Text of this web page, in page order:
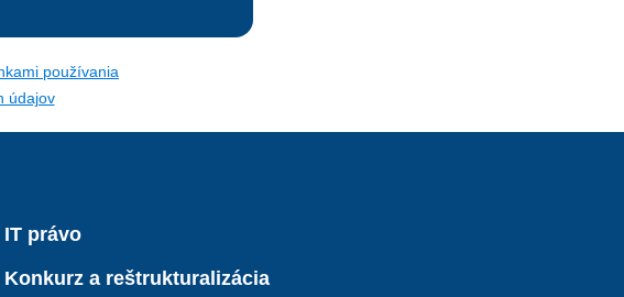
používania
údajov
IT právo
Konkurz a reštrukturalizácia